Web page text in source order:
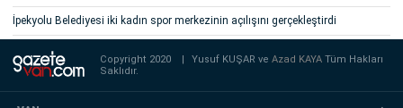
İpekyolu Belediyesi iki kadın spor merkezinin açılışını gerçekleştirdi
Copyright 2020 | Yusuf KUŞAR veAzad KAYATüm Hakları
Saklıdır.